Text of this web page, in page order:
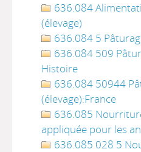
636.084
(élevage)
636.084 5
636.084 509
Histoire
636.084 50944
(élevage):France
636.085
appliquée pour les
636.085 028 5